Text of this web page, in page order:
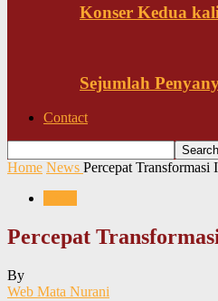
Konser Kedua
Sejumlah
Contact
Home News Percepat
Percepat
By
Web Mata Nurani